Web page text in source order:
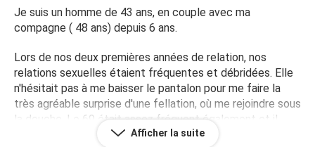
Je suis un homme de 43 ans, en couple avec ma
compagne ( 48 ans) depuis 6 ans.
Lors de nos deux premières années de relation, nos
relations sexuelles étaient fréquentes et débridées. Elle
n'hésitait pas à me baisser le pantalon pour me faire la
très agréable surprise d'une fellation, où me rejoindre sous
la douche. Le 69 était assez fréquent également et il
m'arrivait quelques fois de jouir dans sa bouche.
Afficher la suite